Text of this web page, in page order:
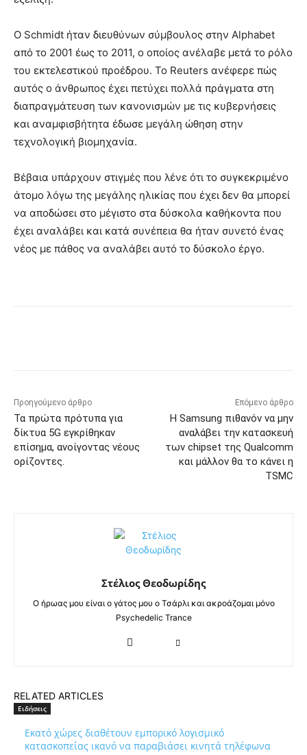
Ο Schmidt ήταν διευθύνων σύμβουλος στην Alphabet
από το 2001 έως το 2011, ο οποίος ανέλαβε μετά το ρόλο
του εκτελεστικού προέδρου. Το Reuters ανέφερε πώς
αυτός ο άνθρωπος έχει πετύχει πολλά πράγματα στη
διαπραγμάτευση των κανονισμών με τις κυβερνήσεις
και αναμφισβήτητα έδωσε μεγάλη ώθηση στην
τεχνολογική βιομηχανία.
Βέβαια υπάρχουν στιγμές που λένε ότι το συγκεκριμένο
άτομο λόγω της μεγάλης ηλικίας που έχει δεν θα μπορεί
να αποδώσει στο μέγιστο στα δύσκολα καθήκοντα που
έχει αναλάβει και κατά συνέπεια θα ήταν συνετό ένας
νέος με πάθος να αναλάβει αυτό το δύσκολο έργο.
Προηγούμενο άρθρο
Τα πρώτα πρότυπα για
δίκτυα 5G εγκρίθηκαν
επίσημα, ανοίγοντας νέους
ορίζοντες.
Επόμενο άρθρο
Η Samsung πιθανόν να μην
αναλάβει την κατασκευή
των chipset της Qualcomm
και μάλλον θα το κάνει η
TSMC
Στέλιος Θεοδωρίδης
Ο ήρωας μου είναι ο γάτος μου ο Τσάρλι και ακροάζομαι μόνο
Psychedelic Trance
RELATED ARTICLES
Ειδήσεις
Εκατό χώρες διαθέτουν εμπορικό λογισμικό
κατασκοπείας ικανό να παραβιάσει κινητά τηλέφωνα